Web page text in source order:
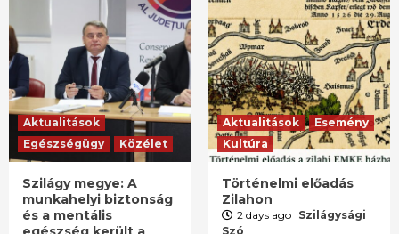
Aktualitások
Egészségügy
Közélet
Szilágy megye: A
munkahelyi biztonság
és a mentális
Aktualitások
Esemény
Kultúra
Történelmi előadás
Zilahon
2 days ago Szilágysági
Szó